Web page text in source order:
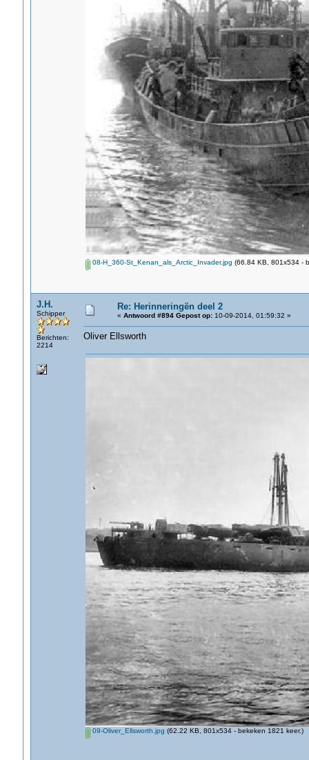
08-H_360-St_Kenan_als_Arctic_Invader.jpg (66.84 KB, 801x534 -
J.H.
Schipper
Berichten:
2214
Re: Herinneringën deel 2
« Antwoord #894 Gepost op:10-09-2014, 01:59:32 »
Oliver Ellsworth
09-Oliver_Ellsworth.jpg (62.22 KB, 801x534 - bekeken 1821 keer.)